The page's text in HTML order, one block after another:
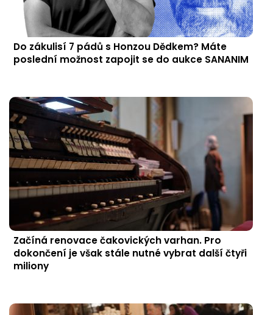
Do zákulisí 7 pádů s Honzou Dědkem? Máte
poslední možnost zapojit se do aukce SANANIM
Začíná renovace čakovických varhan. Pro
dokončení je však stále nutné vybrat další čtyři
miliony